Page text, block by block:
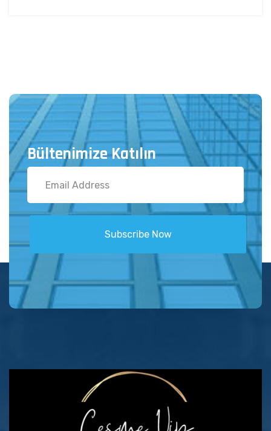
Bültenimize Katılın
Subscribe Now